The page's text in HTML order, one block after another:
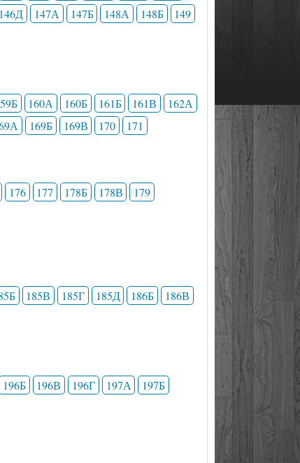
146Д 147А 147Б 148А 148Б
149
160А 160Б 161Б 161В
162А
169Б 169В 170 171
176 177 178Б 178В 179
185В 185Г 185Д 186Б
186В
196Б 196В 196Г 197А
197Б